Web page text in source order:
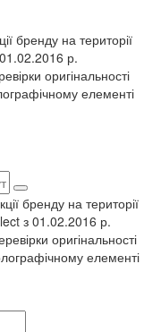
бренду на території
р.
оригінальності
елементі
бренду на території
з 01.02.2016 р.
оригінальності
елементі